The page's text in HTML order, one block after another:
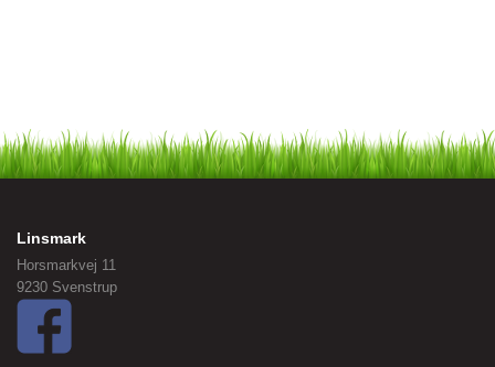
Linsmark
Horsmarkvej 11
9230 Svenstrup